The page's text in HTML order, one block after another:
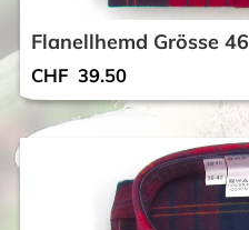
Flanellhemd Grösse 46
CHF 39.50